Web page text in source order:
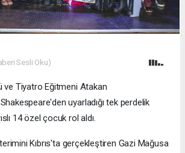
Sesli Oku)
ve Tiyatro Eğitmeni Atakan
uyarladığı tek perdelik
14 özel çocuk rol aldı.
Kıbrıs'ta gerçekleştiren Gazi Mağusa